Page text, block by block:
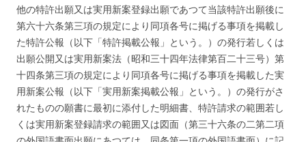
他の特許出願又は実用新案登録出願であつて当該特許出願後に
第六十六条第三項の規定により同項各号に掲げる事項を掲載し
た特許公報（以下「特許掲載公報」という。）の発行若しくは
出願公開又は実用新案法（昭和三十四年法律第百二十三号）第
十四条第三項の規定により同項各号に掲げる事項を掲載した実
用新案公報（以下「実用新案掲載公報」という。）の発行がさ
れたものの願書に最初に添付した明細書、特許請求の範囲若し
くは実用新案登録請求の範囲又は図面（第三十六条の二第二項